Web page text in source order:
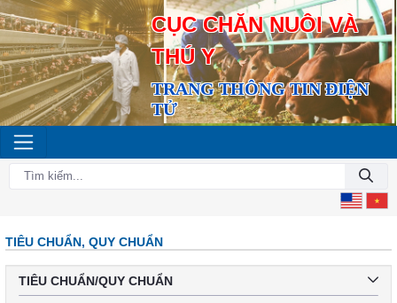
CỤC CHĂN NUÔI VÀ
THÚ Y
TRANG THÔNG TIN ĐIỆN
TỬ
TIÊU CHUẨN, QUY CHUẨN
TIÊU CHUẨN/QUY CHUẨN